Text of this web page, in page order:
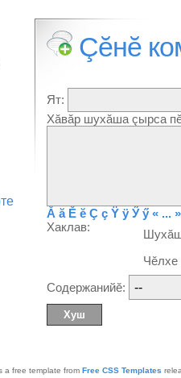
Çĕнĕ
Ят:
Хăвăр шухăша çырса
Ă ă Ĕ ĕ Ç ç Ÿ ÿ Ӳ ӳ « ... »
Хаклав:
Содержанийĕ:
a free template from Free CSS Templates